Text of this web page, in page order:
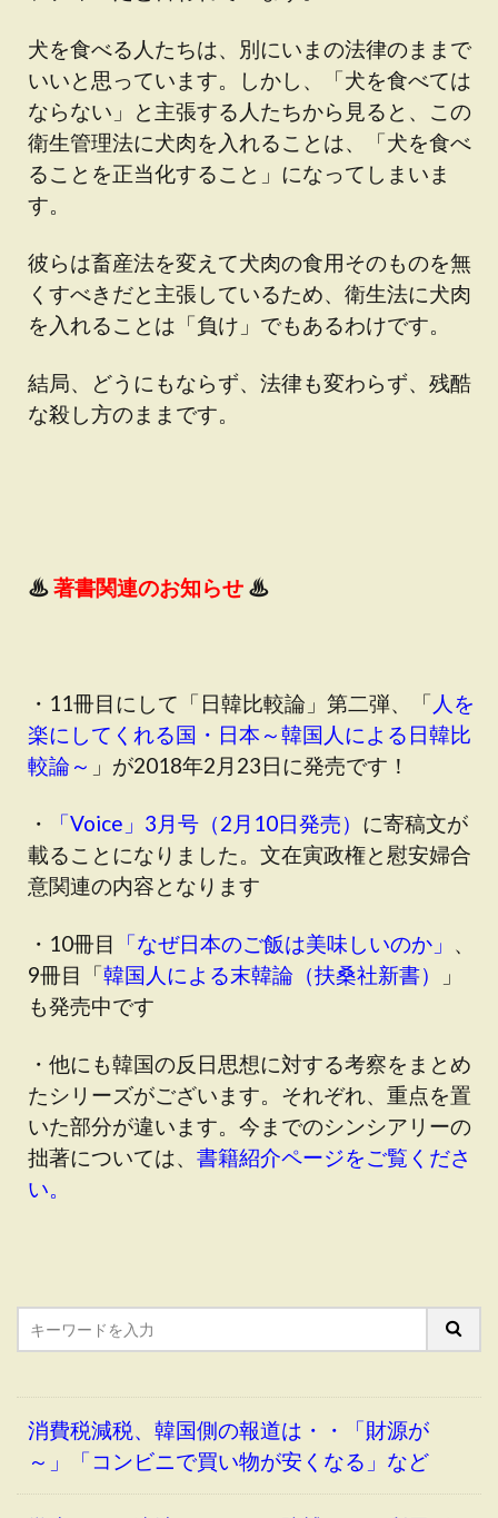
犬を食べる人たちは、別にいまの法律のままで
いいと思っています。しかし、「犬を食べては
ならない」と主張する人たちから見ると、この
衛生管理法に犬肉を入れることは、「犬を食べ
ることを正当化すること」になってしまいま
す。
彼らは畜産法を変えて犬肉の食用そのものを無
くすべきだと主張しているため、衛生法に犬肉
を入れることは「負け」でもあるわけです。
結局、どうにもならず、法律も変わらず、残酷
な殺し方のままです。
♨著書関連のお知らせ ♨
・11冊目にして「日韓比較論」第二弾、「 人を
楽にしてくれる国・日本～韓国人による日韓比
較論～ 」が2018年2月23日に発売です！
・ 「Voice」3月号（2月10日発売） に寄稿文が
載ることになりました。文在寅政権と慰安婦合
意関連の内容となります
・10冊目 「なぜ日本のご飯は美味しいのか」 、
9冊目「韓国人による末韓論（扶桑社新書）
」
も発売中です
・他にも韓国の反日思想に対する考察をまとめ
たシリーズがございます。それぞれ、重点を置
いた部分が違います。今までのシンシアリーの
拙著については、 書籍紹介ページをご覧くださ
い。
消費税減税、韓国側の報道は・・「財源が
～」「コンビニで買い物が安くなる」など